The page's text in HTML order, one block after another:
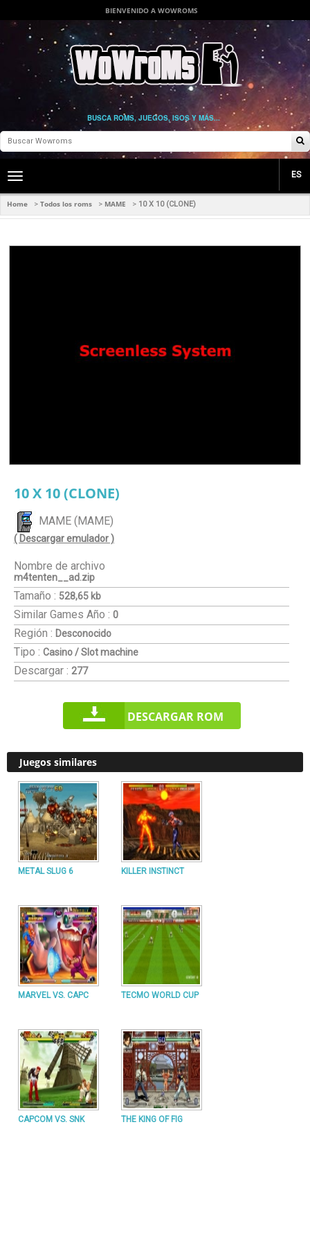
BIENVENIDO A WOWROMS
BUSCA ROMS, JUEGOS, ISOS Y MÁS...
Toggle
navigation
ES
Home > Todos los roms > MAME > 10 X 10 (CLONE)
10 X 10 (CLONE)
MAME (MAME)
( Descargar emulador )
Nombre de archivo
m4tenten__ad.zip
Tamaño : 528,65 kb
Similar Games Año : 0
Región : Desconocido
Tipo : Casino / Slot machine
Descargar : 277
DESCARGAR ROM
Juegos similares
METAL SLUG 6 KILLER INSTINCT
MARVEL VS. CAPC TECMO WORLD CUP
CAPCOM VS. SNK THE KING OF FIG